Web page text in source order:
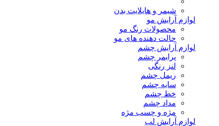
شیمر و هایلایت بدن
لوازم آرایش مو
محصولات رنگ مو
حالت دهنده های مو
لوازم آرایش چشم
پرایمر چشم
لنز رنگی
ریمل چشم
سایه چشم
خط چشم
مداد چشم
مژه و چسب مژه
لوازم آرایش لب